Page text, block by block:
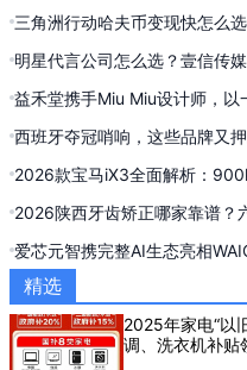
货
三角洲行动哈夫币变现快怎么
明星代言公司怎么选？壹信传
全案与信息流投流服务
益禾堂携手Miu Miu设计师，以
西班牙夺冠哨响，这些品牌又押
2026款宝马iX3全面解析：
实测复盘
2026陕西牙齿矫正哪家靠谱？
爱芯元智携完整AI生态亮相
AI推理新品
精选
2025年家电“以
调、洗衣机补贴